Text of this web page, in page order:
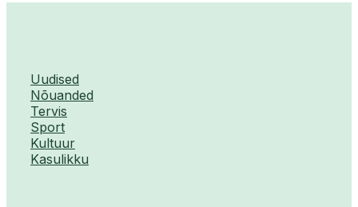
Uudised
Nõuanded
Tervis
Sport
Kultuur
Kasulikku